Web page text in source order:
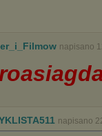
napisano
napisano